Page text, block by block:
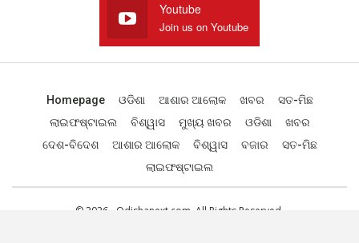
Youtube
Join us on Youtube
Homepage ଓଡିଶା ଆଶାର ଆଲୋକ ଖବର
ସତ-ମିଛ
ଲାଇଫଷ୍ଟାଇଲ
ବିଶ୍ୱାସ ମୁଖ୍ୟ ଖବର ଓଡିଶା
ଖବର
ଦେଶ-ବିଦେଶ
ଆଶାର ଆଲୋକ ବିଶ୍ୱାସ ବଜାର
ସତ-ମିଛ
ଲାଇଫଷ୍ଟାଇଲ
© 2026 - Odishanext.com. All Rights Reserved.